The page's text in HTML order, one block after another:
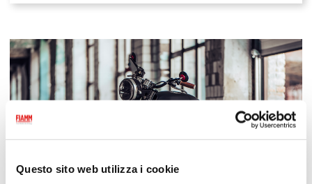
Questo sito web utilizza i cookie